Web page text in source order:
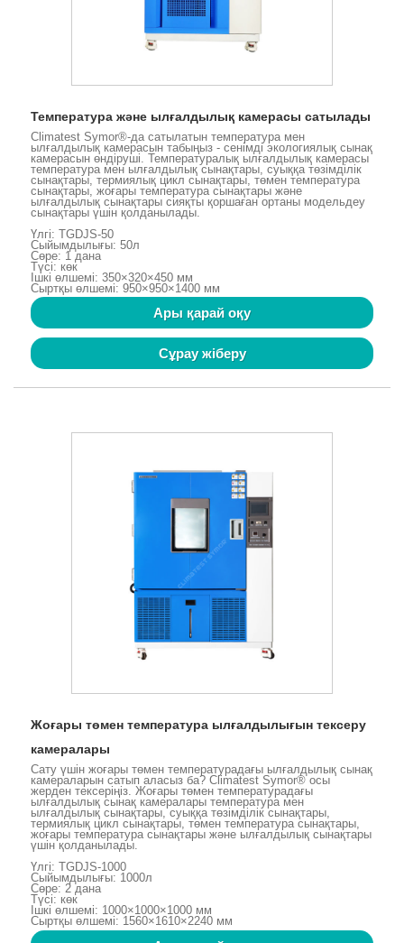
Температура және ылғалдылық камерасы сатылады
Climatest Symor®-да сатылатын температура мен
ылғалдылық камерасын табыңыз - сенімді экологиялық сынақ
камерасын өндіруші. Температуралық ылғалдылық камерасы
температура мен ылғалдылық сынақтары, суыққа төзімділік
сынақтары, термиялық цикл сынақтары, төмен температура
сынақтары, жоғары температура сынақтары және
ылғалдылық сынақтары сияқты қоршаған ортаны модельдеу
сынақтары үшін қолданылады.
Үлгі: TGDJS-50
Сыйымдылығы: 50л
Сөре: 1 дана
Түсі: көк
Ішкі өлшемі: 350×320×450 мм
Сыртқы өлшемі: 950×950×1400 мм
Ары қарай оқу
Сұрау жіберу
Жоғары төмен температура ылғалдылығын тексеру
камералары
Сату үшін жоғары төмен температурадағы ылғалдылық сынақ
камераларын сатып аласыз ба? Climatest Symor® осы
жерден тексеріңіз. Жоғары төмен температурадағы
ылғалдылық сынақ камералары температура мен
ылғалдылық сынақтары, суыққа төзімділік сынақтары,
термиялық цикл сынақтары, төмен температура сынақтары,
жоғары температура сынақтары және ылғалдылық сынақтары
үшін қолданылады.
Үлгі: TGDJS-1000
Сыйымдылығы: 1000л
Сөре: 2 дана
Түсі: көк
Ішкі өлшемі: 1000×1000×1000 мм
Сыртқы өлшемі: 1560×1610×2240 мм